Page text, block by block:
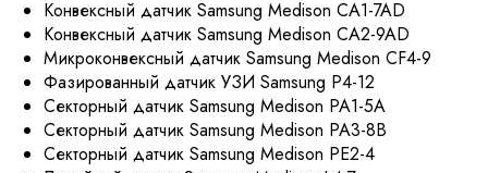
Конвексный датчик Samsung Medison CA1-7AD
Конвексный датчик Samsung Medison CA2-9AD
Микроконвексный датчик Samsung Medison CF4-9
Фазированный датчик УЗИ Samsung P4-12
Секторный датчик Samsung Medison PA1-5A
Секторный датчик Samsung Medison PA3-8B
Секторный датчик Samsung Medison PE2-4